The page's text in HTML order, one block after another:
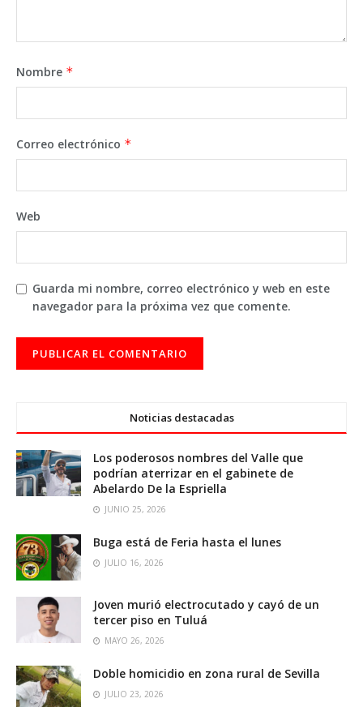
Nombre *
Correo electrónico *
Web
Guarda mi nombre, correo electrónico y web en este
navegador para la próxima vez que comente.
Noticias destacadas
Los poderosos nombres del Valle que
podrían aterrizar en el gabinete de
Abelardo De la Espriella
JUNIO 25, 2026
Buga está de Feria hasta el lunes
JULIO 16, 2026
Joven murió electrocutado y cayó de un
tercer piso en Tuluá
MAYO 26, 2026
Doble homicidio en zona rural de Sevilla
JULIO 23, 2026